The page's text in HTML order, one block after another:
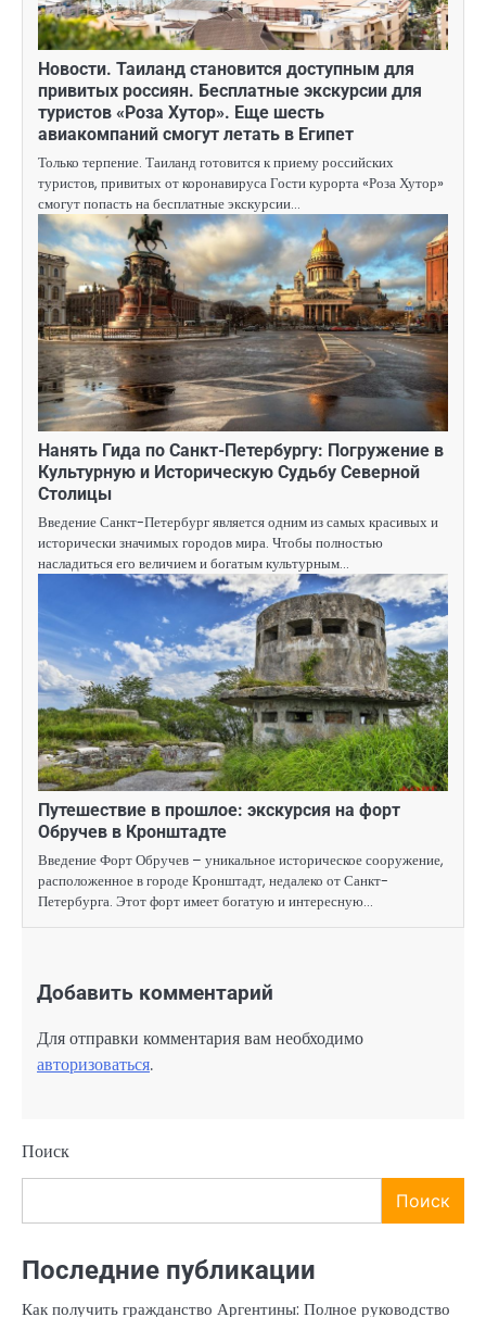
Новости. Таиланд становится доступным для
привитых россиян. Бесплатные экскурсии для
туристов «Роза Хутор». Еще шесть
авиакомпаний смогут летать в Египет
Только терпение. Таиланд готовится к приему российских
туристов, привитых от коронавируса Гости курорта «Роза Хутор»
смогут попасть на бесплатные экскурсии…
Нанять Гида по Санкт-Петербургу: Погружение в
Культурную и Историческую Судьбу Северной
Столицы
Введение Санкт-Петербург является одним из самых красивых и
исторически значимых городов мира. Чтобы полностью
насладиться его величием и богатым культурным…
Путешествие в прошлое: экскурсия на форт
Обручев в Кронштадте
Введение Форт Обручев – уникальное историческое сооружение,
расположенное в городе Кронштадт, недалеко от Санкт-
Петербурга. Этот форт имеет богатую и интересную…
Добавить комментарий
Для отправки комментария вам необходимо
авторизоваться.
Поиск
Поиск
Последние публикации
Как получить гражданство Аргентины: Полное руководство